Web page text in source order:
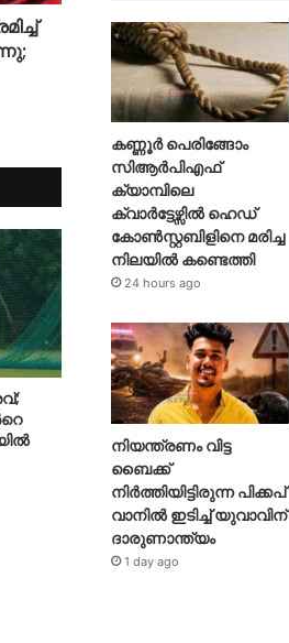
കണ്ണൂർ പെരിങ്ങോം
സിആർപിഎഫ്
ക്യാമ്പിലെ
ക്വാർട്ടേഴ്സിൽ ഹെഡ്
കോൺസ്റ്റബിളിനെ മരിച്ച
നിലയിൽ കണ്ടെത്തി
24 hours ago
നിയന്ത്രണം വിട്ട
ബൈക്ക്
നിർത്തിയിട്ടിരുന്ന പിക്കപ്
വാനിൽ ഇടിച്ച് യുവാവിന്
ദാരുണാന്ത്യം
1 day ago